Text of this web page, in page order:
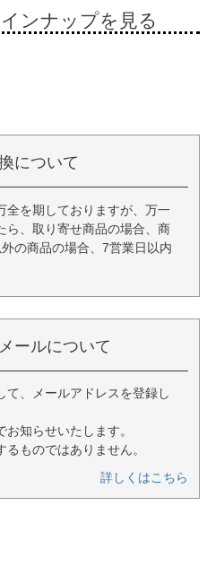
ンナップを見る
について
全を期しておりますが、万一
ら、取り寄せ商品の場合、商
の商品の場合、7営業日以内
ールについて
て、メールアドレスを登録し
知らせいたします。
ものではありません。
詳しくはこちら